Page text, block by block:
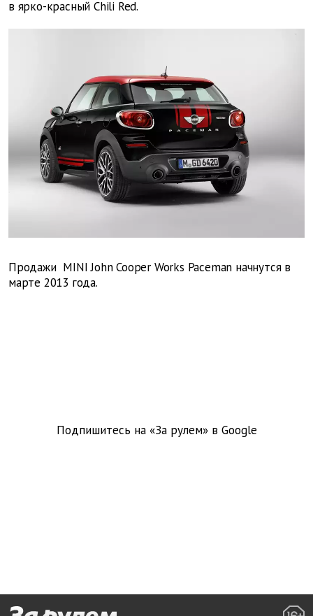
в ярко-красный Chili Red.
Продажи MINI John Cooper Works Paceman начнутся в
марте 2013 года.
Подпишитесь на «За рулем» в Google